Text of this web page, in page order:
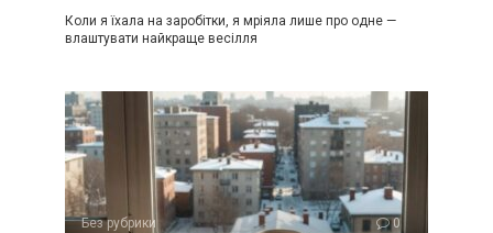
Коли я їхала на заробітки, я мріяла лише про одне —
влаштувати найкраще весілля
Без рубрики 0